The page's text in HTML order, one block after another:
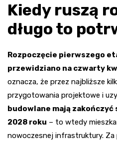
Kiedy ruszą
długo to
Rozpoczęcie pierwszego
przewidziano na czwarty
oznacza, że przez najbliższe
przygotowania projektowe i
budowlane mają
2028 roku – to wtedy
nowoczesnej infrastruktury.